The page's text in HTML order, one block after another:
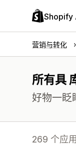
Shopify
营销与转化
所有具
好物一眨
269 个应